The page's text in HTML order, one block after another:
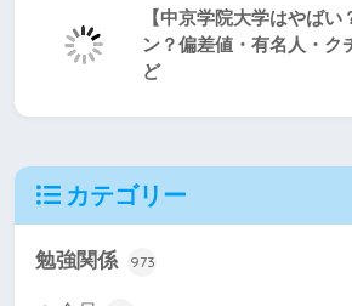
【中京学院大学はやばい
ン？偏差値・有名人・ク
ど
カテゴリー
勉強関係 973